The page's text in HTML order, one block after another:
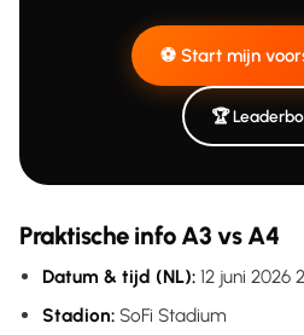
⚽ Start mijn
🏆
Praktische info A3 vs A4
Datum & tijd (NL): 12 juni 2026
Stadion: SoFi Stadium